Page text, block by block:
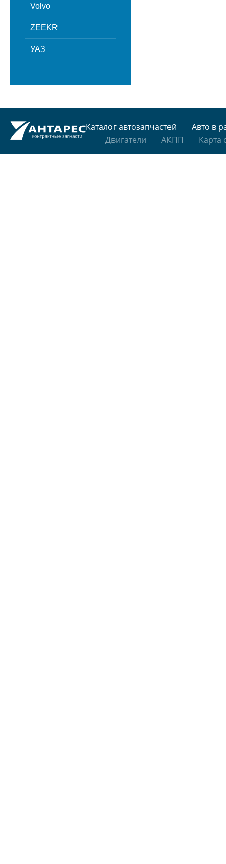
Volvo
ZEEKR
УАЗ
Каталог автозапчастей
Авто в
Двигатели
АКПП Карта